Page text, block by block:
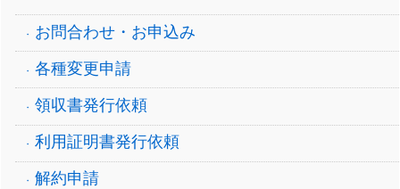
お問合わせ・お申込み
各種変更申請
領収書発行依頼
利用証明書発行依頼
解約申請